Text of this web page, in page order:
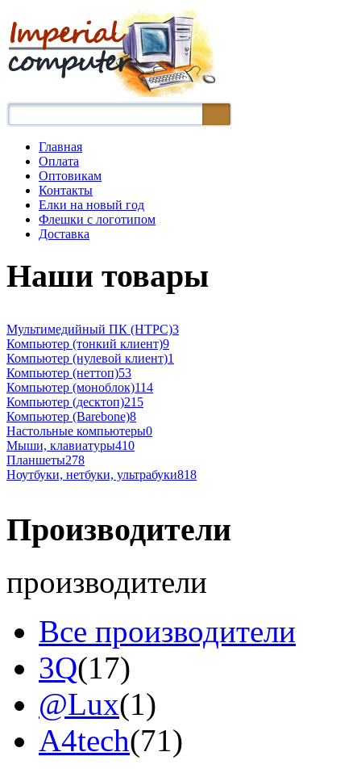
Главная
Оплата
Оптовикам
Контакты
Елки на новый год
Флешки с логотипом
Доставка
Наши товары
Мультимедийный ПК (HTPC)3
Компьютер (тонкий клиент)9
Компьютер (нулевой клиент)1
Компьютер (неттоп)53
Компьютер (моноблок)114
Компьютер (десктоп)215
Компьютер (Barebone)8
Настольные компьютеры0
Мыши, клавиатуры410
Планшеты278
Ноутбуки, нетбуки, ультрабуки818
Производители
производители
Все производители
3Q(17)
@Lux(1)
A4tech(71)